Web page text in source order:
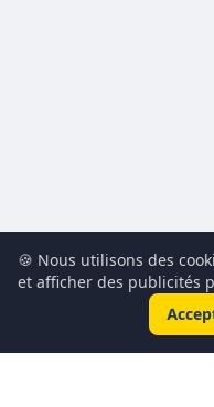
🍪 Nous utilisons des
et afficher des publicités